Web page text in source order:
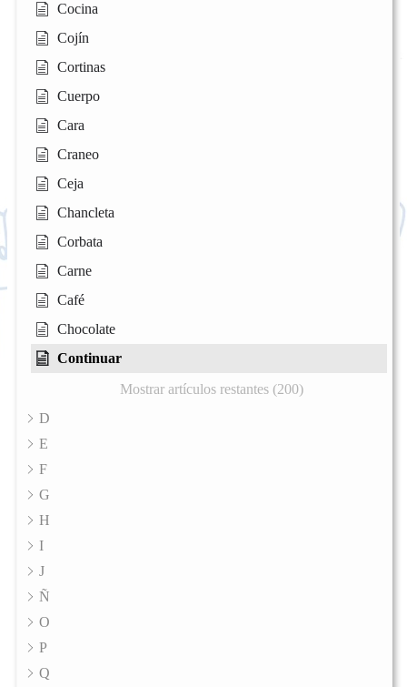
Cocina
Cojín
Cortinas
Cuerpo
Cara
Craneo
Ceja
Chancleta
Corbata
Carne
Café
Chocolate
Continuar
Mostrar artículos restantes (200)
D
E
F
G
H
I
J
Ñ
O
P
Q